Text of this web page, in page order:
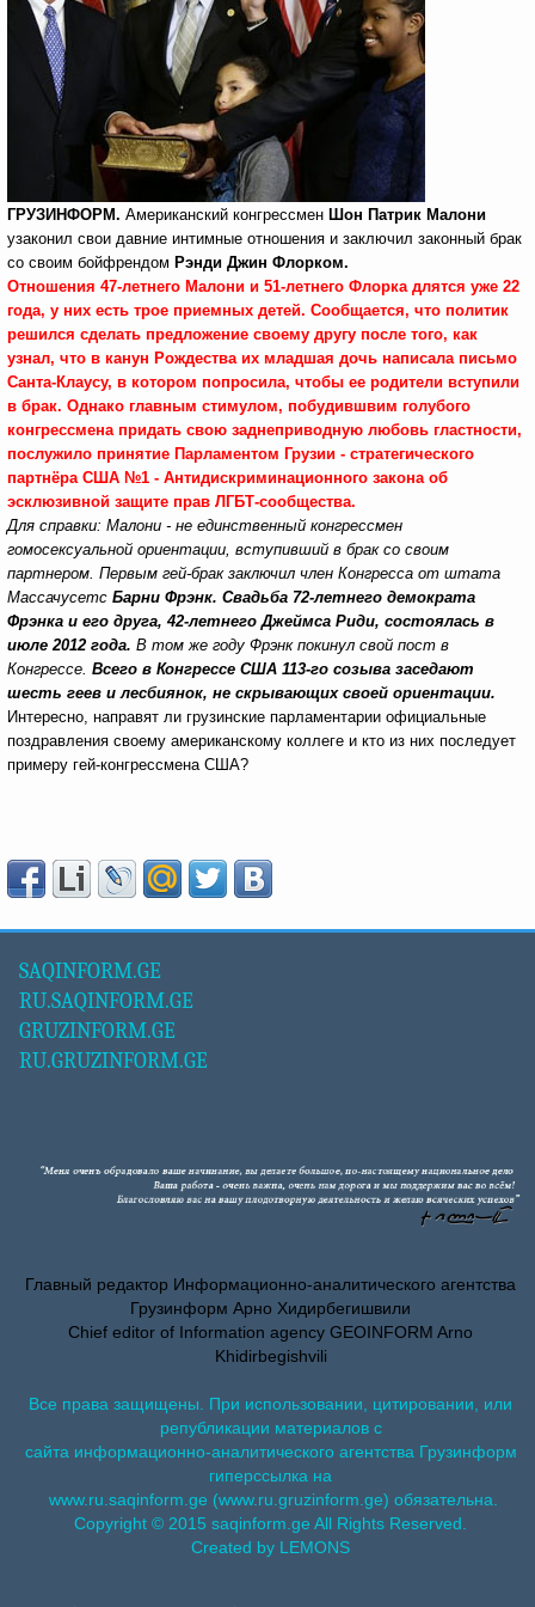
ГРУЗИНФОРМ. Американский конгрессмен Шон Патрик Малони
узаконил свои давние интимные отношения и заключил законный брак
со своим бойфрендом Рэнди Джин Флорком.
Отношения 47-летнего Малони и 51-летнего Флорка длятся уже 22
года, у них есть трое приемных детей. Сообщается, что политик
решился сделать предложение своему другу после того, как
узнал, что в канун Рождества их младшая дочь написала письмо
Санта-Клаусу, в котором попросила, чтобы ее родители вступили
в брак. Однако главным стимулом, побудившвим голубого
конгрессмена придать свою заднеприводную любовь гластности,
послужило принятие Парламентом Грузии - стратегического
партнёра США №1 - Антидискриминационного закона об
эсклюзивной защите прав ЛГБТ-сообщества.
Для справки: Малони - не единственный конгрессмен
гомосексуальной ориентации, вступивший в брак со своим
партнером. Первым гей-брак заключил член Конгресса от штата
Массачусетс Барни Фрэнк. Свадьба 72-летнего демократа
Фрэнка и его друга, 42-летнего Джеймса Риди, состоялась в
июле 2012 года. В том же году Фрэнк покинул свой пост в
Конгрессе. Всего в Конгрессе США 113-го созыва заседают
шесть геев и лесбиянок, не скрывающих своей ориентации.
Интересно, направят ли грузинские парламентарии официальные
поздравления своему американскому коллеге и кто из них последует
примеру гей-конгрессмена США?
SAQINFORM.GE
RU.SAQINFORM.GE
GRUZINFORM.GE
RU.GRUZINFORM.GE
Главный редактор Информационно-аналитического агентства
Грузинформ Арно Хидирбегишвили
Chief editor of Information agency GEOINFORM Arno
Khidirbegishvili
Все права защищены. При использовании, цитировании, или
републикации материалов с
сайта информационно-аналитического агентства Грузинформ
гиперссылка на
www.ru.saqinform.ge (www.ru.gruzinform.ge) обязательна.
Copyright © 2015 saqinform.ge All Rights Reserved.
Created by LEMONS